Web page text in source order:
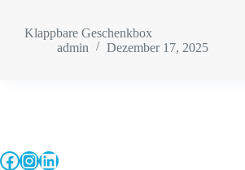
Klappbare Geschenkbox
admin
Dezember 17, 2025
Facebook
Instagram
LinkedIn